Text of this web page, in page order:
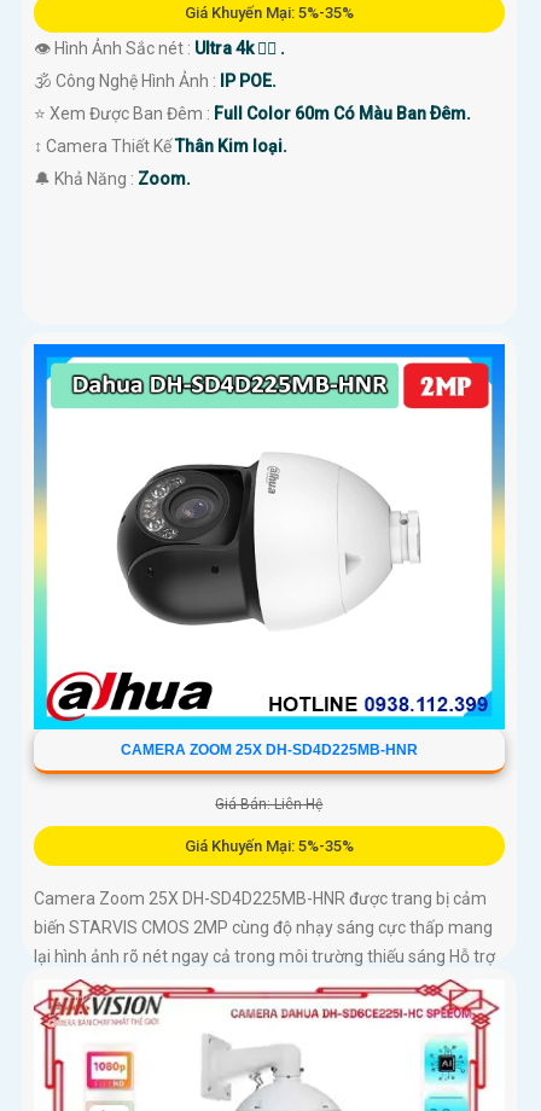
Giá Khuyến Mại: 5%-35%
👁 Hình Ảnh Sắc nét : Ultra 4k 👍🏾 .
🕉️ Công Nghệ Hình Ảnh :
IP POE.
⭐ Xem Được Ban Đêm : Full Color 60m Có Màu Ban Ðêm.
↕️ Camera Thiết KếThân Kim loại.
️🔔 Khả Năng : Zoom.
CAMERA ZOOM 25X DH-SD4D225MB-HNR
Giá Bán: Liên Hệ
Giá Khuyến Mại: 5%-35%
Camera Zoom 25X DH-SD4D225MB-HNR được trang bị cảm
biến STARVIS CMOS 2MP cùng độ nhạy sáng cực thấp mang
lại hình ảnh rõ nét ngay cả trong môi trường thiếu sáng Hỗ trợ
zoom quang học 25X kết hợp chiếu sáng kép thông minh với
tầm xa hồng ngoại 100m và LED ấm 50m Tính năng quay
quét linh hoạt cùng chuẩn chống nước IP67 giúp quan sát ổn
định ngoài trời